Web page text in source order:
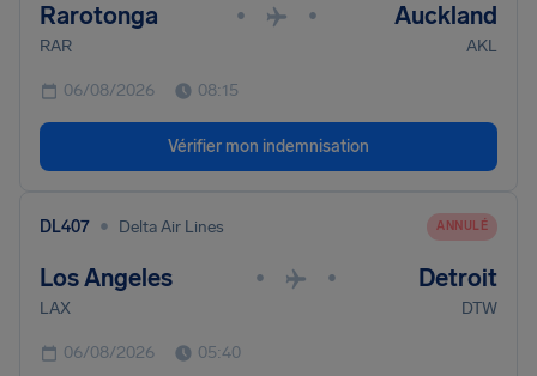
Rarotonga • • Auckland
RAR AKL
06/08/2026 08:15
Vérifier mon indemnisation
DL407 • Delta Air Lines ANNULÉ
Los Angeles • • Detroit
LAX DTW
06/08/2026 05:40